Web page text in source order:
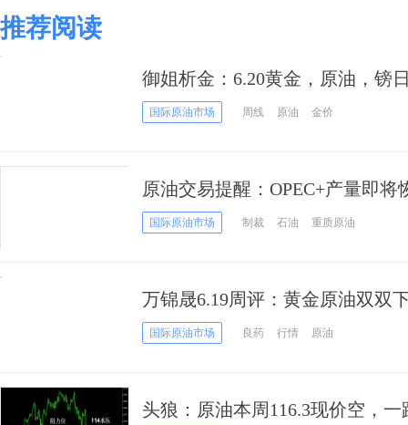
推荐阅读
御姐析金：6.20黄金，原油，镑
国际原油市场 周线 原油 金价
原油交易提醒：OPEC+产量即
或重回100美元/桶？
国际原油市场 制裁 石油 重质原油
万锦晟6.19周评：黄金原油双双
稳健获利！
国际原油市场 良药 行情 原油
头狼：原油本周116.3现价空，